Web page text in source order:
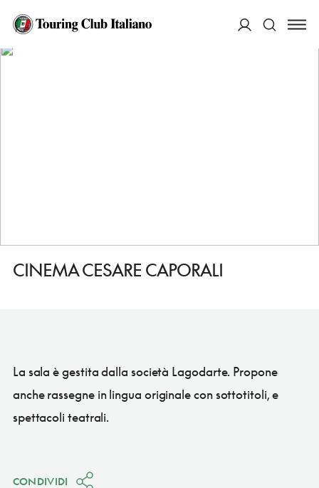
HOME
CINEMA CESARE CAPORALI
CINEMA CESARE CAPORALI
La sala è gestita dalla società Lagodarte. Propone
anche rassegne in lingua originale con sottotitoli, e
spettacoli teatrali.
CONDIVIDI